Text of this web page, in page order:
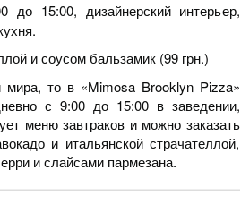
до 15:00, дизайнерский интерьер,
и соусом бальзамик (99 грн.)
то в «Mimosa Brooklyn Pizza»
с 9:00 до 15:00 в заведении,
меню завтраков и можно заказать
и итальянской страчателлой,
и слайсами пармезана.